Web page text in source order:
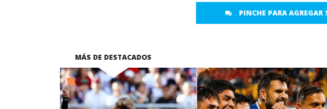
PINCHE PARA AGREGAR
MÁS DE DESTACADOS